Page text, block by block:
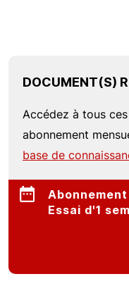
DOCUMENT(S)
Accédez à tous
abonnement
base de
Essai d'1